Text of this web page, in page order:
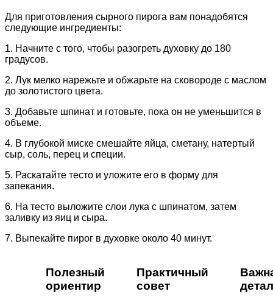
Для приготовления сырного пирога вам понадобятся
следующие ингредиенты:
1. Начните с того, чтобы разогреть духовку до 180
градусов.
2. Лук мелко нарежьте и обжарьте на сковороде с маслом
до золотистого цвета.
3. Добавьте шпинат и готовьте, пока он не уменьшится в
объеме.
4. В глубокой миске смешайте яйца, сметану, натертый
сыр, соль, перец и специи.
5. Раскатайте тесто и уложите его в форму для
запекания.
6. На тесто выложите слои лука с шпинатом, затем
заливку из яиц и сыра.
7. Выпекайте пирог в духовке около 40 минут.
Полезный
ориентир
Практичный
совет